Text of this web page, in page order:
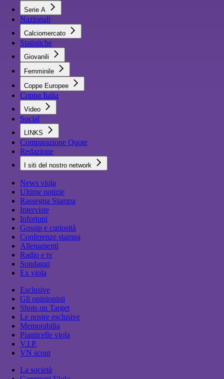
Serie A
Nazionali
Calciomercato
Statistiche
Giovanili
Femminile
Coppe Europee
Coppa Italia
Video
Social
LINKS
Comparazione Quote
Redazione
I siti del nostro network
News viola
Ultime notizie
Rassegna Stampa
Interviste
Infortuni
Gossip e curiosità
Conferenze stampa
Allenamenti
Radio e tv
Sondaggi
Ex viola
Esclusive
Gli opinionisti
Shots on Target
Le nostre esclusive
Memorabilia
Pianticelle viola
V.I.P.
VN scout
La società